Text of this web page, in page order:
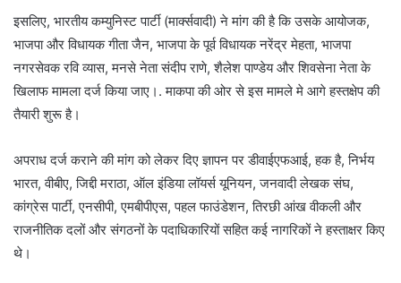
इसलिए, भारतीय कम्युनिस्ट पार्टी (मार्क्सवादी) ने मांग की है कि उसके आयोजक,
भाजपा और विधायक गीता जैन, भाजपा के पूर्व विधायक नरेंद्र मेहता, भाजपा
नगरसेवक रवि व्यास, मनसे नेता संदीप राणे, शैलेश पाण्डेय और शिवसेना नेता के
खिलाफ मामला दर्ज किया जाए।. माकपा की ओर से इस मामले मे आगे हस्तक्षेप की
तैयारी शुरू है।
अपराध दर्ज कराने की मांग को लेकर दिए ज्ञापन पर डीवाईएफआई, हक है, निर्भय
भारत, वीबीए, जिद्दी मराठा, ऑल इंडिया लॉयर्स यूनियन, जनवादी लेखक संघ,
कांग्रेस पार्टी, एनसीपी, एमबीपीएस, पहल फाउंडेशन, तिरछी आंख वीकली और
राजनीतिक दलों और संगठनों के पदाधिकारियों सहित कई नागरिकों ने हस्ताक्षर किए
थे।